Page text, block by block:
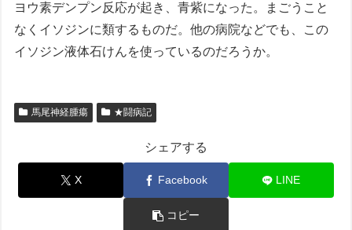
ヨウ素デンプン反応が起き、青紫になった。まごうこと
なくイソジンに類するものだ。他の病院などでも、この
イソジン液体石けんを使っているのだろうか。
馬尾神経腫瘍 ★闘病記
シェアする
X Facebook LINE
コピー